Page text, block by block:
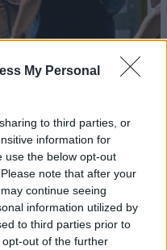
My Personal
to third parties, or
information for
use the below opt-out
note that after your
continue seeing
information utilized by
to third parties prior to
out of the further
Κυψέλη: Οι
του Αφγανού – Τα
Αράχωβα που της